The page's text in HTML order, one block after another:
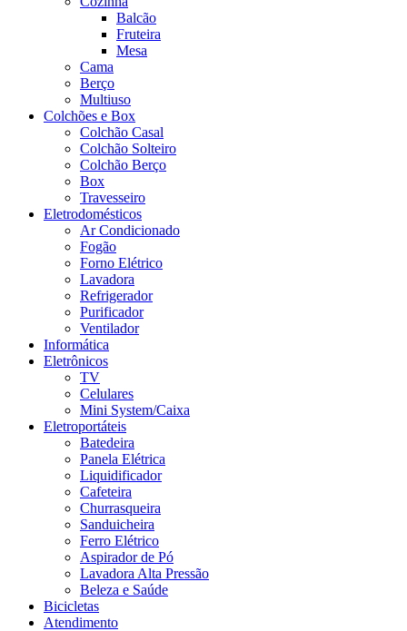
Balcão
Fruteira
Mesa
Cama
Berço
Multiuso
Colchões e Box
Colchão Casal
Colchão Solteiro
Colchão Berço
Box
Travesseiro
Eletrodomésticos
Ar Condicionado
Fogão
Forno Elétrico
Lavadora
Refrigerador
Purificador
Ventilador
Informática
Eletrônicos
TV
Celulares
Mini System/Caixa
Eletroportáteis
Batedeira
Panela Elétrica
Liquidificador
Cafeteira
Churrasqueira
Sanduicheira
Ferro Elétrico
Aspirador de Pó
Lavadora Alta Pressão
Beleza e Saúde
Bicicletas
Atendimento